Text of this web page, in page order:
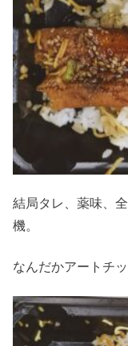
結局タレ、薬味、
機。
なんだかアートチッ